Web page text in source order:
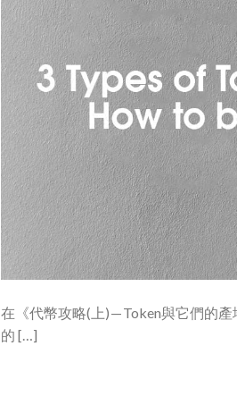
在《代幣攻略(上) — Token與它們的
的 […]